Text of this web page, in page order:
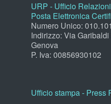
URP - Ufficio
Posta Elettronica
Numero Unico:
Indirizzo: Via
Genova
P. Iva: 00856930102
Ufficio stampa - Press